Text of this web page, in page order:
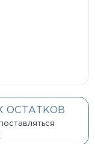
ОСТАТКОВ